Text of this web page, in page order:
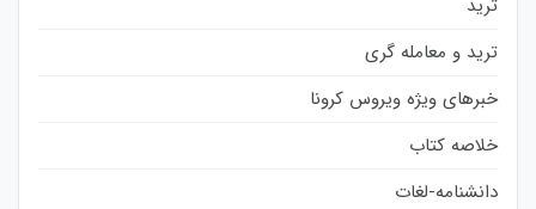
ترید
ترید و معامله گری
خبرهای ویژه ویروس کرونا
خلاصه کتاب
دانشنامه-لغات